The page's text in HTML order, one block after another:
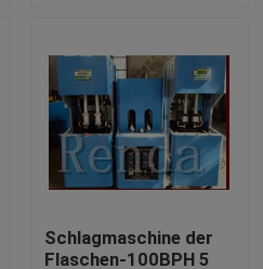
Schlagmaschine der
Flaschen-100BPH 5